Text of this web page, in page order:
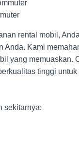
rental mobil,
Kami
yang memuaskan.
tinggi
sekitarnya: